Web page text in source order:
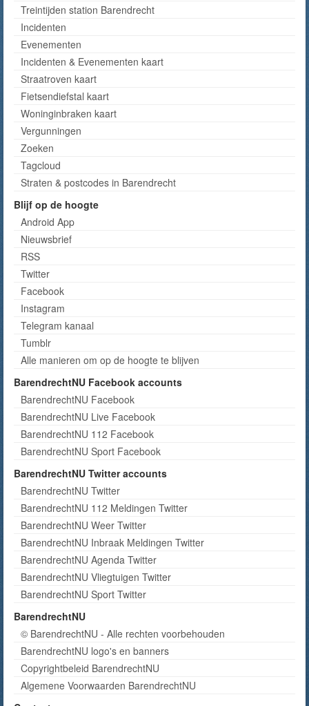
Treintijden station Barendrecht
Incidenten
Evenementen
Incidenten & Evenementen kaart
Straatroven kaart
Fietsendiefstal kaart
Woninginbraken kaart
Vergunningen
Zoeken
Tagcloud
Straten & postcodes in Barendrecht
Blijf op de hoogte
Android App
Nieuwsbrief
RSS
Twitter
Facebook
Instagram
Telegram kanaal
Tumblr
Alle manieren om op de hoogte te blijven
BarendrechtNU Facebook accounts
BarendrechtNU Facebook
BarendrechtNU Live Facebook
BarendrechtNU 112 Facebook
BarendrechtNU Sport Facebook
BarendrechtNU Twitter accounts
BarendrechtNU Twitter
BarendrechtNU 112 Meldingen Twitter
BarendrechtNU Weer Twitter
BarendrechtNU Inbraak Meldingen Twitter
BarendrechtNU Agenda Twitter
BarendrechtNU Vliegtuigen Twitter
BarendrechtNU Sport Twitter
BarendrechtNU
© BarendrechtNU - Alle rechten voorbehouden
BarendrechtNU logo's en banners
Copyrightbeleid BarendrechtNU
Algemene Voorwaarden BarendrechtNU